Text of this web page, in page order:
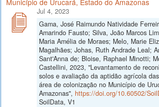
Jul 4, 2023
Gama, José Raimundo Natividade
Amarindo Fausto; Silva, João Marcos
Maria Amélia de Moraes; Melo, Marie
Magalhães; Johas, Ruth Andrade Leal;
Sant'Anna de; Bloise, Raphael Minotti;
Castellini, 2023, "Levantamento de
solos e avaliação da aptidão agrícola
área de colonização no Município de
Amazonas", https://doi.org/10.60502/
SoilData, V1